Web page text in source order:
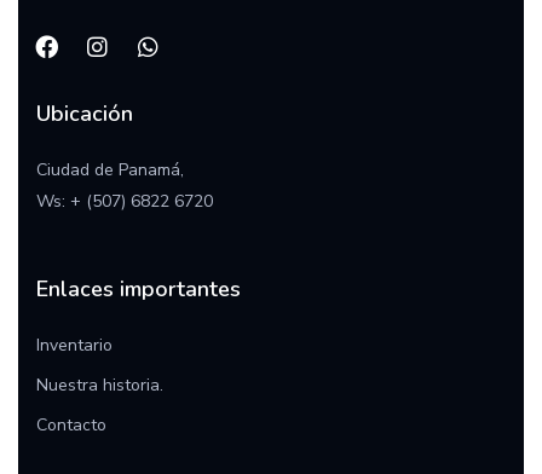
Ubicación
Ciudad de Panamá,
Ws: + (507) 6822 6720
Enlaces importantes
Inventario
Nuestra historia.
Contacto